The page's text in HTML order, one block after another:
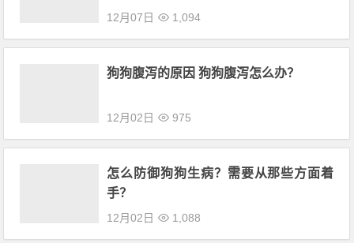
12月07日 1,094
狗狗腹泻的原因 狗狗腹泻怎么办？
12月02日 975
怎么防御狗狗生病？需要从那些方面着
手？
12月02日 1,088